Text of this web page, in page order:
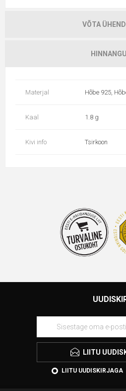
VÕTA
Materjal Hõbe 925,
Kaal 1.8 g
Kivi info Tsirkoon
LIITU
LIITU UUDISKIRJAGA